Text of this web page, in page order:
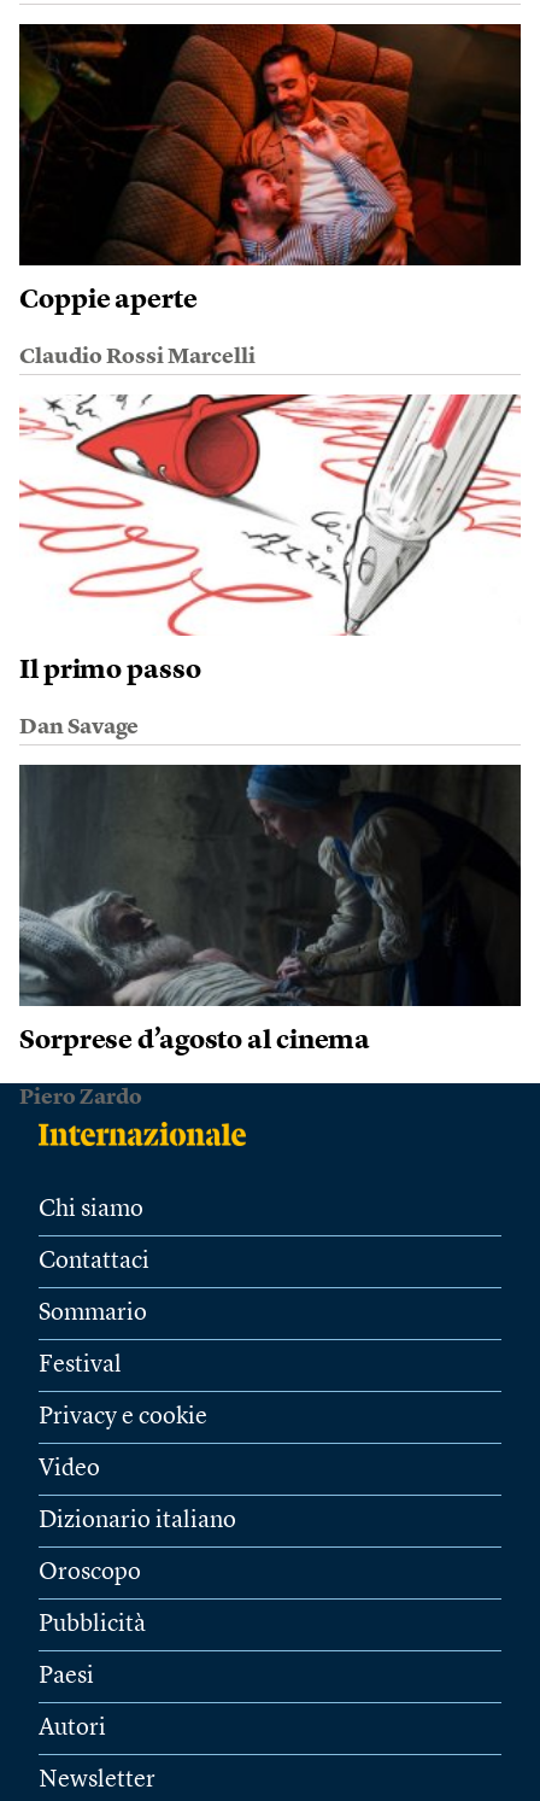
Coppie aperte
Claudio Rossi Marcelli
Il primo passo
Dan Savage
Sorprese d’agosto al cinema
Piero Zardo
Chi siamo
Contattaci
Sommario
Festival
Privacy e cookie
Video
Dizionario italiano
Oroscopo
Pubblicità
Paesi
Autori
Newsletter